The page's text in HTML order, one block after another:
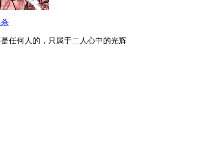
任何人的，只属于二人心中的光辉